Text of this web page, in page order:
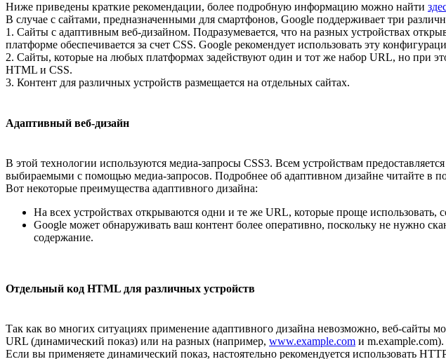
Ниже приведены краткие рекомендации, более подробную информацию можно найти
В случае с сайтами, предназначенными для смартфонов, Google поддерживает три
1. Сайты с адаптивным веб-дизайном. Подразумевается, что на разных устройствах
платформе обеспечивается за счет CSS. Google рекомендует использовать эту
2. Сайты, которые на любых платформах задействуют один и тот же набор URL, но при
HTML и CSS.
3. Контент для различных устройств размещается на отдельных сайтах.
Адаптивный веб-дизайн
В этой технологии используются медиа-запросы CSS3. Всем устройствам
выбираемыми с помощью медиа-запросов. Подробнее об адаптивном дизайне читайте в
Вот некоторые преимущества адаптивного дизайна:
На всех устройствах открываются одни и те же URL, которые проще использовать,
Google может обнаруживать ваш контент более оперативно, поскольку не нужно
содержание.
Отдельный код HTML для различных устройств
Так как во многих ситуациях применение адаптивного дизайна невозможно, веб-сайты
URL (динамический показ) или на разных (например, www.example.com и m.example.com).
Если вы применяете динамический показ, настоятельно рекомендуется использовать